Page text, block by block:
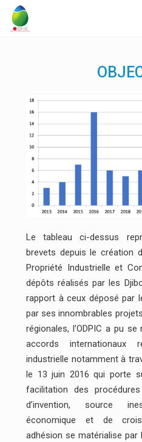
Le tableau ci-dessus
brevets depuis le création
Propriété Industrielle et
dépôts réalisés par les
rapport à ceux déposé par
par ses innombrables
régionales, l’ODPIC a pu
accords
industrielle notamment à
le 13 juin 2016 qui porte
facilitation des
d’invention, source
économique et de
adhésion se matérialise